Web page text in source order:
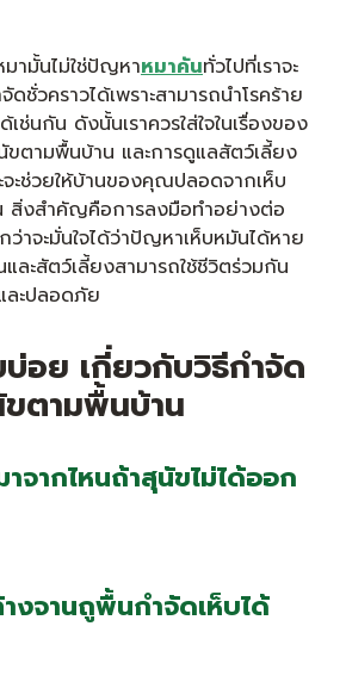
ามั้นไม่ใช่ปัญหาหมาคันทั่วไปที่เราจะ
ชั่วคราวได้เพราะสามารถนำโรคร้าย
ช่นกัน ดังนั้นเราควรใส่ใจในเรื่องของ
ขตามพื้นบ้าน และการดูแลสัตว์เลี้ยง
จะช่วยให้บ้านของคุณปลอดจากเห็บ
สิ่งสำคัญคือการลงมือทำอย่างต่อ
ว่าจะมั่นใจได้ว่าปัญหาเห็บหมันได้หาย
ละสัตว์เลี้ยงสามารถใช้ชีวิตร่วมกัน
ละปลอดภัย
อย เกี่ยวกับวิธีกําจัด
ตามพื้นบ้าน
จากไหนถ้าสุนัขไม่ได้ออก
งจานถูพื้นกำจัดเห็บได้